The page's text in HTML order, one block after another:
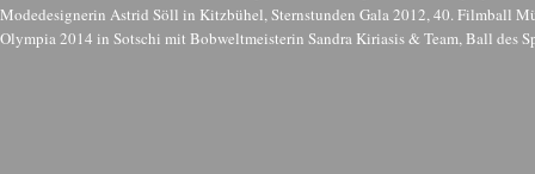
Modedesignerin Astrid Söll in Kitzbühel, Sternstunden Gala 2012, 40. Filmball
Olympia 2014 in Sotschi mit Bobweltmeisterin Sandra Kiriasis & Team, Ball